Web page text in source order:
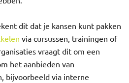
dit dat je kansen kunt pakken
via cursussen, trainingen of
vraagt dit om een
het aanbieden van
bijvoorbeeld via interne